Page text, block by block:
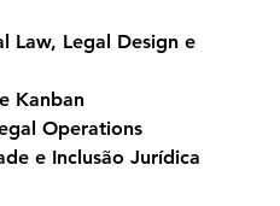
Law, Legal Design e
Kanban
Operations
e Inclusão Jurídica